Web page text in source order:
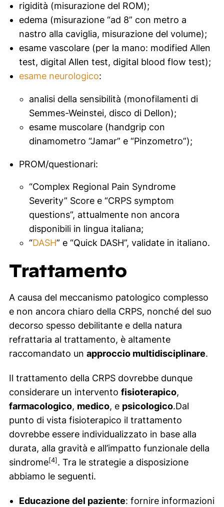
rigidità (misurazione del ROM);
edema (misurazione “ad 8” con metro a
nastro alla caviglia, misurazione del volume);
esame vascolare (per la mano: modified Allen
test, digital Allen test, digital blood flow test);
esame neurologico:
analisi della sensibilità (monofilamenti di
Semmes-Weinstei, disco di Dellon);
esame muscolare (handgrip con
dinamometro “Jamar” e “Pinzometro”);
PROM/questionari:
“Complex Regional Pain Syndrome
Severity” Score e “CRPS symptom
questions”, attualmente non ancora
disponibili in lingua italiana;
“DASH” e “Quick DASH”, validate in italiano.
Trattamento
A causa del meccanismo patologico complesso
e non ancora chiaro della CRPS, nonché del suo
decorso spesso debilitante e della natura
refrattaria al trattamento, è altamente
raccomandato un approccio multidisciplinare.
Il trattamento della CRPS dovrebbe dunque
considerare un intervento fisioterapico,
farmacologico, medico, e psicologico.Dal
punto di vista fisioterapico il trattamento
dovrebbe essere individualizzato in base alla
durata, alla gravità e all’impatto funzionale della
sindrome[4]. Tra le strategie a disposizione
abbiamo le seguenti.
Educazione del paziente: fornire informazioni